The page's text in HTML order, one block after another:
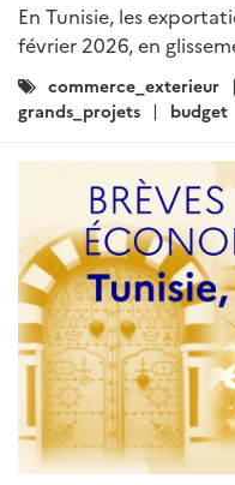
En Tunisie, les
février 2026, en
Catégories
:
commerce_exterieur
grands_projets
budget